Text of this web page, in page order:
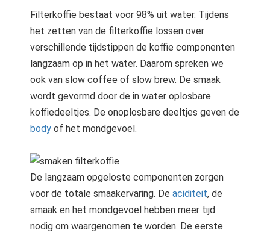
Filterkoffie bestaat voor 98% uit water. Tijdens
het zetten van de filterkoffie lossen over
verschillende tijdstippen de koffie componenten
langzaam op in het water. Daarom spreken we
ook van slow coffee of slow brew. De smaak
wordt gevormd door de in water oplosbare
koffiedeeltjes. De onoplosbare deeltjes geven de
body of het mondgevoel.
De langzaam opgeloste componenten zorgen
voor de totale smaakervaring. De aciditeit, de
smaak en het mondgevoel hebben meer tijd
nodig om waargenomen te worden. De eerste